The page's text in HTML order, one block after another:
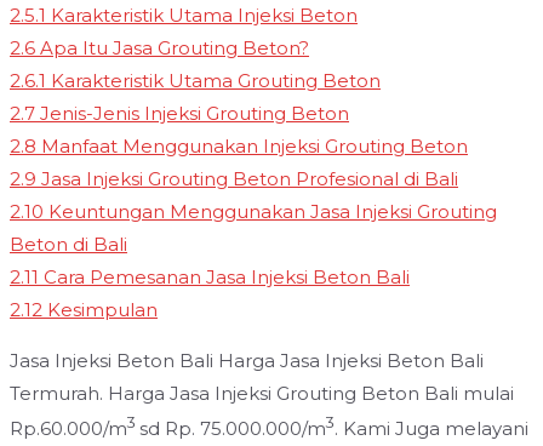
2.5.1 Karakteristik Utama Injeksi Beton
2.6 Apa Itu Jasa Grouting Beton?
2.6.1 Karakteristik Utama Grouting Beton
2.7 Jenis-Jenis Injeksi Grouting Beton
2.8 Manfaat Menggunakan Injeksi Grouting Beton
2.9 Jasa Injeksi Grouting Beton Profesional di Bali
2.10 Keuntungan Menggunakan Jasa Injeksi Grouting
Beton di Bali
2.11 Cara Pemesanan Jasa Injeksi Beton Bali
2.12 Kesimpulan
Jasa Injeksi Beton Bali Harga Jasa Injeksi Beton Bali
Termurah. Harga Jasa Injeksi Grouting Beton Bali mulai
Rp.60.000/m3 sd Rp. 75.000.000/m3. Kami Juga melayani